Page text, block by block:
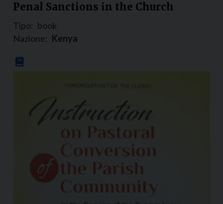
Penal Sanctions in the Church
Tipo: book
Nazione: Kenya